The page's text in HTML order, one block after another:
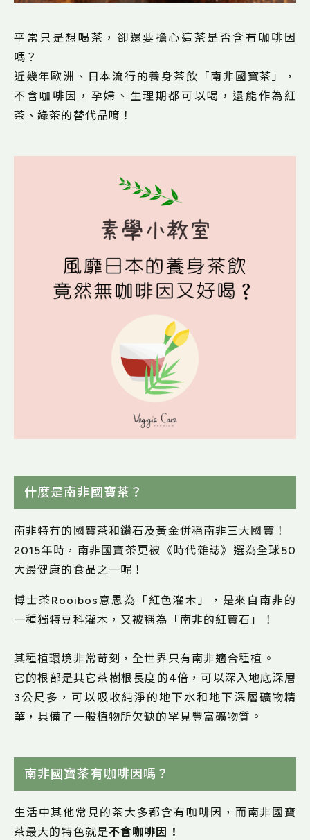
平常只是想喝茶，卻還要擔心這茶是否含有咖啡因
嗎？
近幾年歐洲、日本流行的養身茶飲「南非國寶茶」，
不含咖啡因，孕婦、生理期都可以喝，還能作為紅
茶、綠茶的替代品唷！
什麼是南非國寶茶？
南非特有的國寶茶和鑽石及黃金併稱南非三大國寶！
2015年時，南非國寶茶更被《時代雜誌》選為全球50
大最健康的食品之一呢！
博士茶Rooibos意思為「紅色灌木」，是來自南非的
一種獨特豆科灌木，又被稱為「南非的紅寶石」！
其種植環境非常苛刻，全世界只有南非適合種植。
它的根部是其它茶樹根長度的4倍，可以深入地底深層
3公尺多，可以吸收純淨的地下水和地下深層礦物精
華，具備了一般植物所欠缺的罕見豐富礦物質。
南非國寶茶有咖啡因嗎？
生活中其他常見的茶大多都含有咖啡因，而南非國寶
茶最大的特色就是不含咖啡因！